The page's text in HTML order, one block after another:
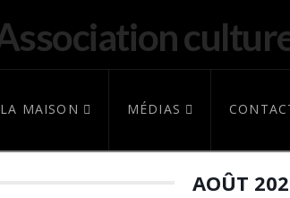
LA MAISON MÉDIAS
AOÛT